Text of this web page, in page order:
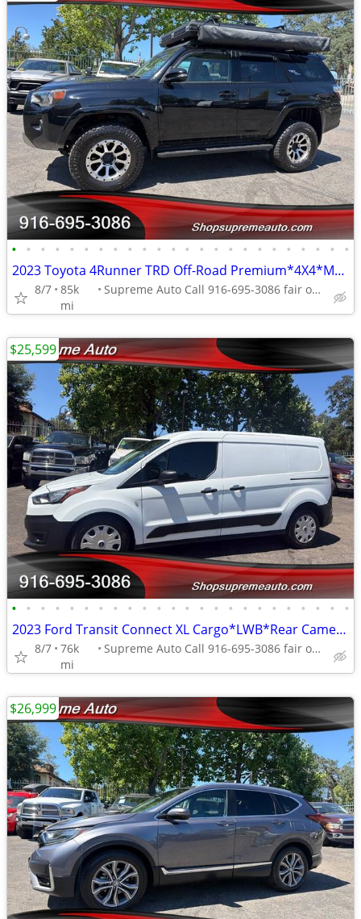
• • • • • • • • • • • • • • • • • • • • • • • •
2023 Toyota 4Runner TRD Off-Road Premium*4X4*Moon Roof*Rear Camera*
8/7 85k
mi
Supreme Auto Call 916-695-3086 fair oaks
• • • • • • • • • • • • • • • • • • • • • • • •
2023 Ford Transit Connect XL Cargo*LWB*Rear Camera*Rear Door*
8/7 76k
mi
Supreme Auto Call 916-695-3086 fair oaks
$25,599
$26,999